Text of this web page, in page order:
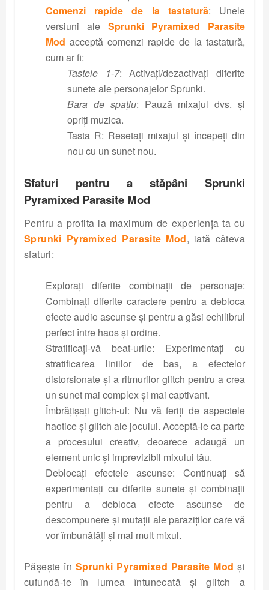
Comenzi rapide de la tastatură: Unele
versiuni ale Sprunki Pyramixed Parasite
Mod acceptă comenzi rapide de la tastatură,
cum ar fi:
Tastele 1-7: Activați/dezactivați diferite
sunete ale personajelor Sprunki.
Bara de spațiu: Pauză mixajul dvs. și
opriți muzica.
Tasta R: Resetați mixajul și începeți din
nou cu un sunet nou.
Sfaturi pentru a stăpâni Sprunki
Pyramixed Parasite Mod
Pentru a profita la maximum de experiența ta cu
Sprunki Pyramixed Parasite Mod, iată câteva
sfaturi:
Explorați diferite combinații de personaje:
Combinați diferite caractere pentru a debloca
efecte audio ascunse și pentru a găsi echilibrul
perfect între haos și ordine.
Stratificați-vă beat-urile: Experimentați cu
stratificarea liniilor de bas, a efectelor
distorsionate și a ritmurilor glitch pentru a crea
un sunet mai complex și mai captivant.
Îmbrățișați glitch-ul: Nu vă feriți de aspectele
haotice și glitch ale jocului. Acceptă-le ca parte
a procesului creativ, deoarece adaugă un
element unic și imprevizibil mixului tău.
Deblocați efectele ascunse: Continuați să
experimentați cu diferite sunete și combinații
pentru a debloca efecte ascunse de
descompunere și mutații ale paraziților care vă
vor îmbunătăți și mai mult mixul.
Pășește în Sprunki Pyramixed Parasite Mod și
cufundă-te în lumea întunecată și glitch a